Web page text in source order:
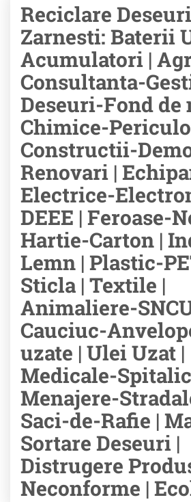
Reciclare
Zarnesti: Baterii
Acumulatori |
Consultanta-
Deseuri-Fond de
Chimice-
Constructii-
Renovari |
Electrice-
DEEE | Feroase-
Hartie-Carton |
Lemn | Plastic-
Sticla | Textile |
Animaliere-
Cauciuc-
uzate | Ulei Uzat |
Medicale-
Menajere-
Saci-de-Rafie |
Sortare Deseuri |
Distrugere
Neconforme |